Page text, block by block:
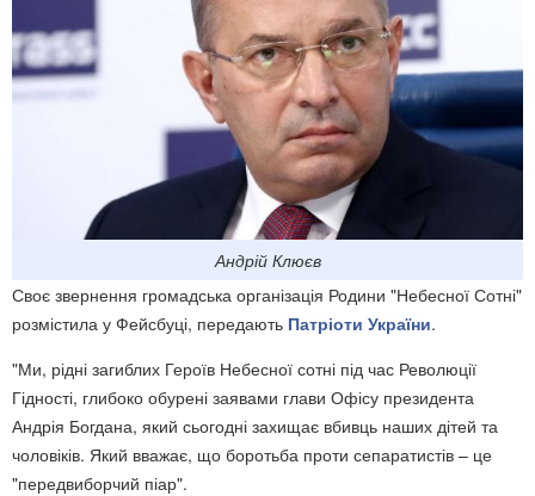
Андрій Клюєв
Своє звернення громадська організація Родини "Небесної Сотні"
розмістила у Фейсбуці, передають Патріоти України.
"Ми, рідні загиблих Героїв Небесної сотні під час Революції
Гідності, глибоко обурені заявами глави Офісу президента
Андрія Богдана, який сьогодні захищає вбивць наших дітей та
чоловіків. Який вважає, що боротьба проти сепаратистів – це
"передвиборчий піар".